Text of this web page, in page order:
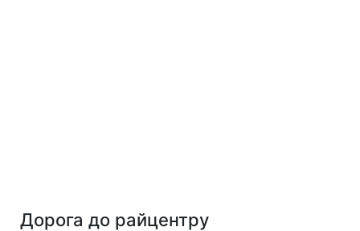
Дорога до райцентру